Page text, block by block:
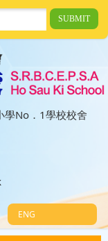
學No．1學校校舍
ENG